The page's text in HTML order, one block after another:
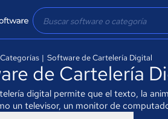
Categorías | Software de Cartelería Digital
de Cartelería
digital permite que el texto, la
un televisor, un monitor de